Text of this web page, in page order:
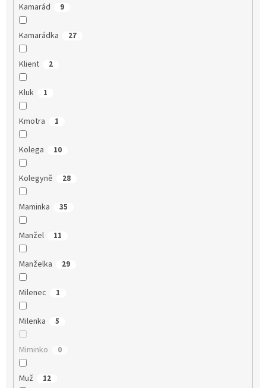
Kamarád 9
Kamarádka 27
Klient 2
Kluk 1
Kmotra 1
Kolega 10
Kolegyně 28
Maminka 35
Manžel 11
Manželka 29
Milenec 1
Milenka 5
Miminko 0
Muž 12